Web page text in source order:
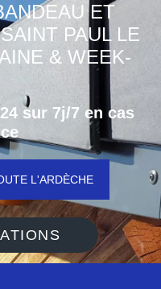
ET
PAUL LE
& WEEK-
sur 7j/7 en cas
L'ARDÈCHE